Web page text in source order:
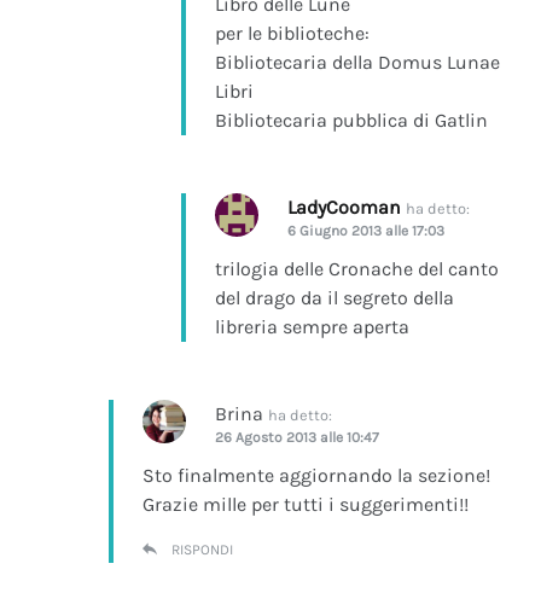
per le biblioteche:
Bibliotecaria della Domus Lunae
Libri
Bibliotecaria pubblica di Gatlin
LadyCooman ha detto:
6 Giugno 2013 alle 17:03
trilogia delle Cronache del canto
del drago da il segreto della
libreria sempre aperta
Brina ha detto:
26 Agosto 2013 alle 10:47
Sto finalmente aggiornando la sezione!
Grazie mille per tutti i suggerimenti!!
RISPONDI